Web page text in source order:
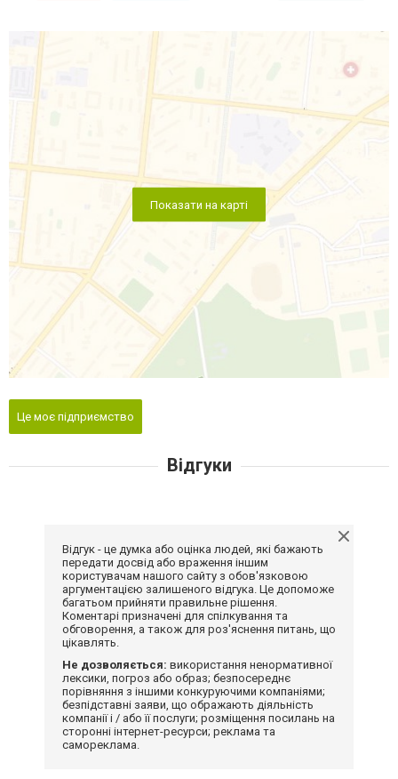
Показати на карті
Це моє підприємство
Відгуки
Відгук - це думка або оцінка людей, які бажають
передати досвід або враження іншим
користувачам нашого сайту з обов'язковою
аргументацією залишеного відгука. Це допоможе
багатьом прийняти правильне рішення.
Коментарі призначені для спілкування та
обговорення, а також для роз'яснення питань, що
цікавлять.
Не дозволяється: використання ненормативної
лексики, погроз або образ; безпосереднє
порівняння з іншими конкуруючими компаніями;
безпідставні заяви, що ображають діяльність
компанії і / або її послуги; розміщення посилань на
сторонні інтернет-ресурси; реклама та
самореклама.